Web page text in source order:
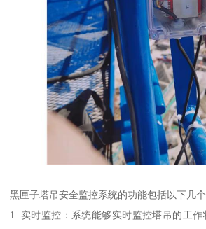
黑匣子塔吊安全监控系统的功能包括以下几个
1. 实时监控：系统能够实时监控塔吊的工